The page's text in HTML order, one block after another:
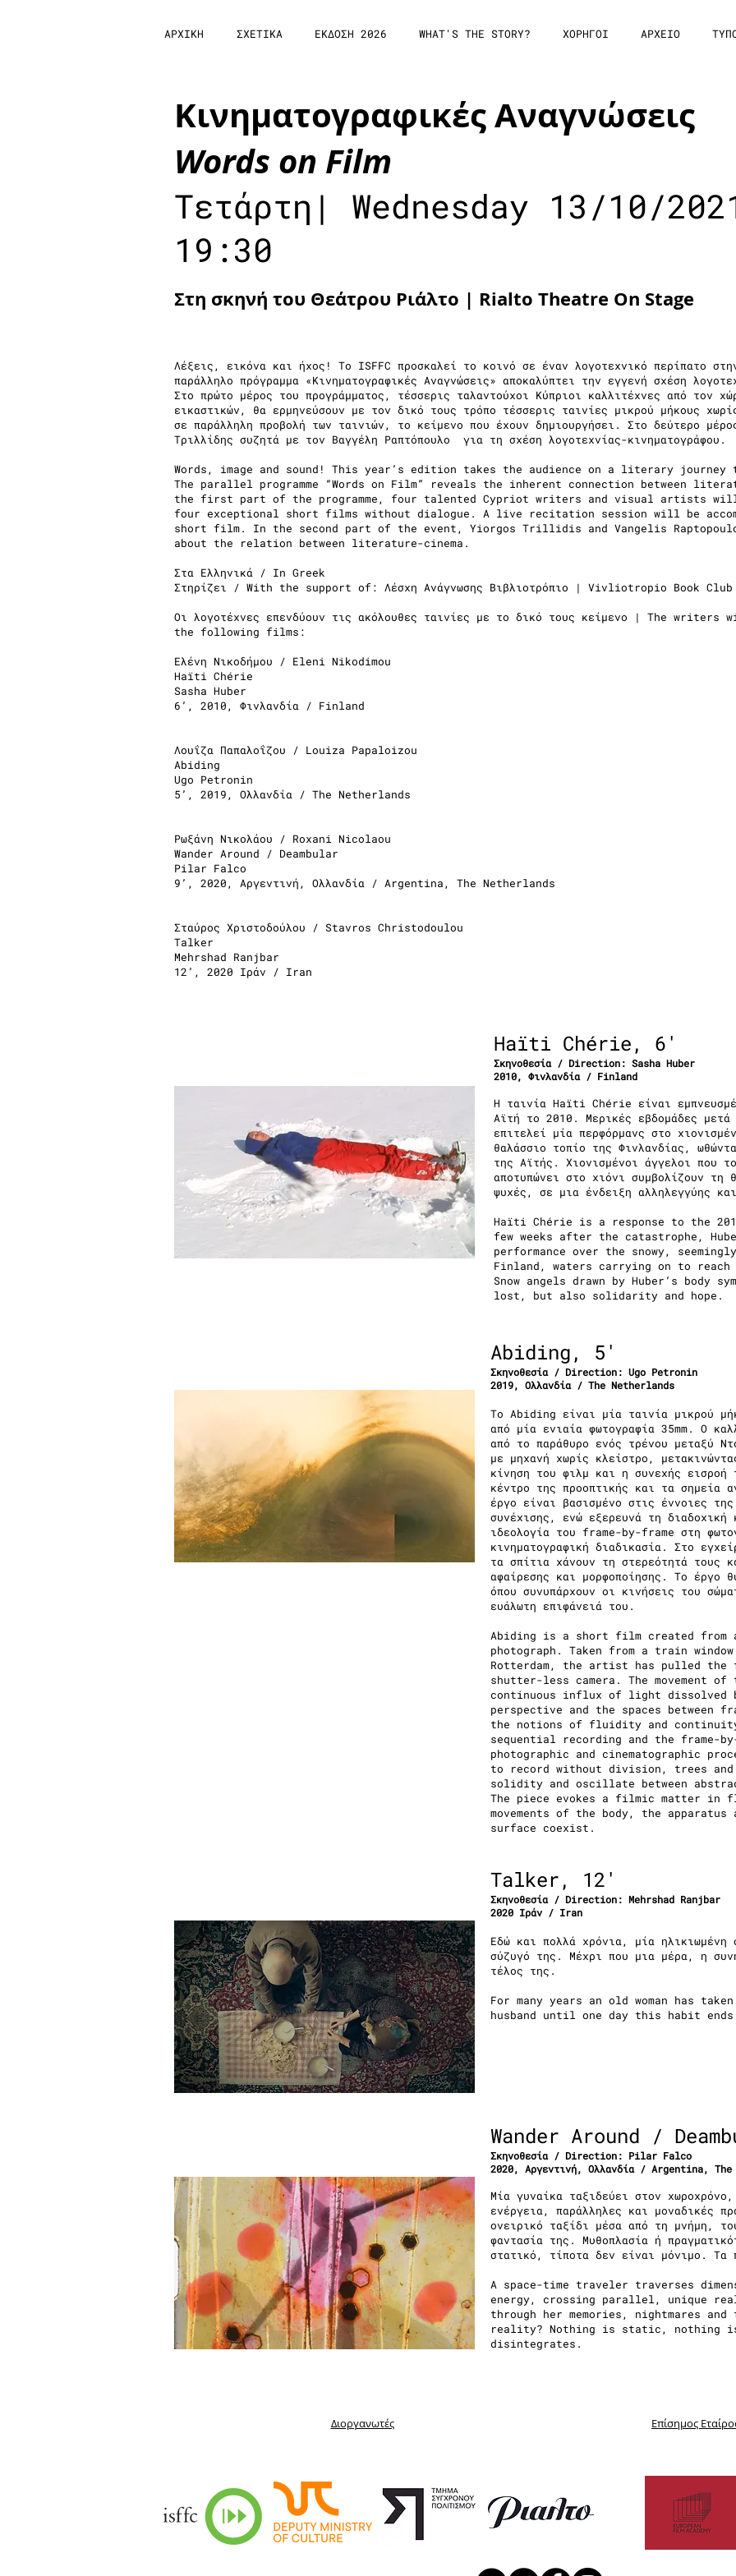
ΑΡΧΙΚΗ ΣΧΕΤΙΚΑ ΕΚΔΟΣΗ 2026 WHAT'S THE STORY? ΧΟΡΗΓΟΙ ΑΡΧΕΙΟ
Κινηματογραφικές Αναγνώσεις
Words on Film
Τετάρτη| Wednesday 13/10/
19:30
Στη σκηνή του Θεάτρου Ριάλτο | Rialto Theatre On Stage
Λέξεις, εικόνα και ήχος! Το ISFFC προσκαλεί το κοινό σε έναν λογοτεχνικό περίπατο
παράλληλο πρόγραμμα «Κινηματογραφικές Αναγνώσεις» αποκαλύπτει την εγγενή σχέση
Στο πρώτο μέρος του προγράμματος, τέσσερις ταλαντούχοι Κύπριοι καλλιτέχνες από τον
εικαστικών, θα ερμηνεύσουν με τον δικό τους τρόπο τέσσερις ταινίες μικρού μήκους
σε παράλληλη προβολή των ταινιών, το κείμενο που έχουν δημιουργήσει. Στο δεύτερο
Τριλλίδης συζητά με τον Βαγγέλη Ραπτόπουλο για τη σχέση λογοτεχνίας-κινηματογράφου.
Words, image and sound! This year’s edition takes the audience on a literary
The parallel programme “Words on Film” reveals the inherent connection between
the first part of the programme, four talented Cypriot writers and visual artists
four exceptional short films without dialogue. A live recitation session will be
short film. In the second part of the event, Yiorgos Trillidis and Vangelis
about the relation between literature-cinema.
Στα Ελληνικά / In Greek
Στηρίζει / With the support of: Λέσχη Ανάγνωσης Βιβλιοτρόπιο | Vivliotropio Book Club
Οι λογοτέχνες επενδύουν τις ακόλουθες ταινίες με το δικό τους κείμενο | The
the following films:
Ελένη Νικοδήμου / Eleni Nikodimou
Haïti Chérie
Sasha Huber
6’, 2010, Φινλανδία / Finland
Λουΐζα Παπαλοΐζου / Louiza Papaloizou
Abiding
Ugo Petronin
5’, 2019, Ολλανδία / The Netherlands
Ρωξάνη Νικολάου / Roxani Nicolaou
Wander Around / Deambular
Pilar Falco
9’, 2020, Αργεντινή, Ολλανδία / Argentina, The Netherlands
Σταύρος Χριστοδούλου / Stavros Christodoulou
Talker
Mehrshad Ranjbar
12’, 2020 Ιράν / Iran
Haïti Chérie, 6'
Σκηνοθεσία / Direction: Sasha Huber
2010, Φινλανδία / Finland
Η ταινία Haïti Chérie είναι
Αϊτή το 2010. Μερικές εβδομάδες
επιτελεί μία περφόρμανς στο
θαλάσσιο τοπίο της Φινλανδίας,
της Αϊτής. Χιονισμένοι άγγελοι που
αποτυπώνει στο χιόνι συμβολίζουν τη
ψυχές, σε μια ένδειξη αλληλεγγύης
Haïti Chérie is a response to the
few weeks after the catastrophe,
performance over the snowy,
Finland, waters carrying on to
Snow angels drawn by Huber’s body
lost, but also solidarity and hope.
Abiding, 5'
Σκηνοθεσία / Direction: Ugo Petronin
2019, Ολλανδία / The Netherlands
Το Abiding είναι μία ταινία μικρού
από μία ενιαία φωτογραφία 35mm. Ο
από το παράθυρο ενός τρένου μεταξύ
με μηχανή χωρίς κλείστρο,
κίνηση του φιλμ και η συνεχής εισροή
κέντρο της προοπτικής και τα σημεία
έργο είναι βασισμένο στις έννοιες
συνέχισης, ενώ εξερευνά τη διαδοχική
ιδεολογία του frame-by-frame στη
κινηματογραφική διαδικασία. Στο
τα σπίτια χάνουν τη στερεότητά τους
αφαίρεσης και μορφοποίησης. Το έργο
όπου συνυπάρχουν οι κινήσεις του
ευάλωτη επιφάνειά του.
Abiding is a short film created from a
photograph. Taken from a train
Rotterdam, the artist has pulled the
shutter-less camera. The movement
continuous influx of light dissolved
perspective and the spaces between
the notions of fluidity and
sequential recording and the frame-
photographic and cinematographic
to record without division, trees
solidity and oscillate between
The piece evokes a filmic matter in
movements of the body, the
surface coexist.
Talker, 12'
Σκηνοθεσία / Direction: Mehrshad Ranjbar
2020 Ιράν / Iran
Εδώ και πολλά χρόνια, μία ηλικιωμένη
σύζυγό της. Μέχρι που μια μέρα, η
τέλος της.
For many years an old woman has
husband until one day this habit
Wander Around /
Σκηνοθεσία / Direction: Pilar Falco
2020, Αργεντινή, Ολλανδία / Argentina,
Μία γυναίκα ταξιδεύει στον
ενέργεια, παράλληλες και μοναδικές
ονειρικό ταξίδι μέσα από τη μνήμη,
φαντασία της. Μυθοπλασία ή
στατικό, τίποτα δεν είναι μόνιμο. Τα
A space-time traveler traverses
energy, crossing parallel, unique
through her memories, nightmares
reality? Nothing is static, nothing is
disintegrates.
Διοργανωτές Επίσημος